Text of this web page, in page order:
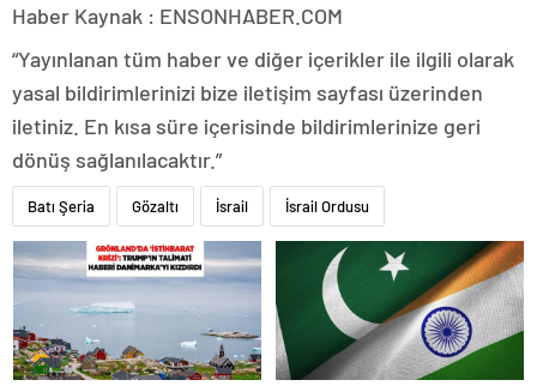
Haber Kaynak : ENSONHABER.COM
“Yayınlanan tüm haber ve diğer içerikler ile ilgili olarak
yasal bildirimlerinizi bize iletişim sayfası üzerinden
iletiniz. En kısa süre içerisinde bildirimlerinize geri
dönüş sağlanılacaktır.”
Batı Şeria Gözaltı İsrail İsrail Ordusu